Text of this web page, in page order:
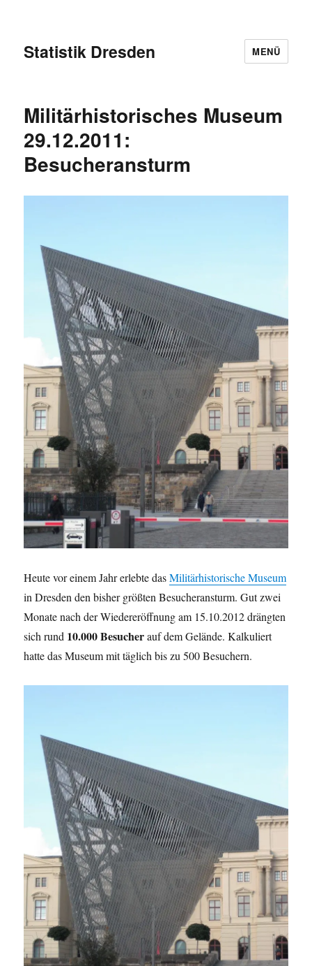
Statistik Dresden MENÜ
Militärhistorisches Museum
29.12.2011:
Besucheransturm
Heute vor einem Jahr erlebte dasMilitärhistorische Museum
in Dresden den bisher größten Besucheransturm. Gut zwei
Monate nach der Wiedereröffnung am 15.10.2012 drängten
sich rund 10.000 Besucherauf dem Gelände. Kalkuliert
hatte das Museum mit täglich bis zu 500 Besuchern.